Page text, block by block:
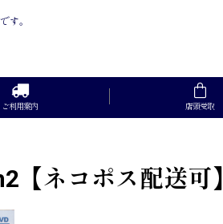
す。
ご利用案内 店頭受取
【ネコポス配送可】